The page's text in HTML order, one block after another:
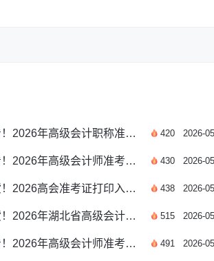
速看！2026年高级会计职称准考证打印入口指南 420 2026-
速看！2026年高级会计师准考证打印入口官网 430 2026-
干货！2026高会准考证打印入口能用手机操作吗？ 438 2026-
干货！2026年湖北省高级会计师准考证打印时间已公布 515 2026-
速看！2026年高级会计师准考证打印入口官网网址指南 491 2026-